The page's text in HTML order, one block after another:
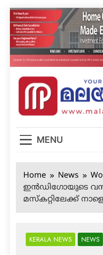
Skip
to
content
MENU
Home News
ഇന്‍ഡിഗോയുടെ
മസ്‌കറ്റിലേക്ക്
KERALA NEWS NEWS